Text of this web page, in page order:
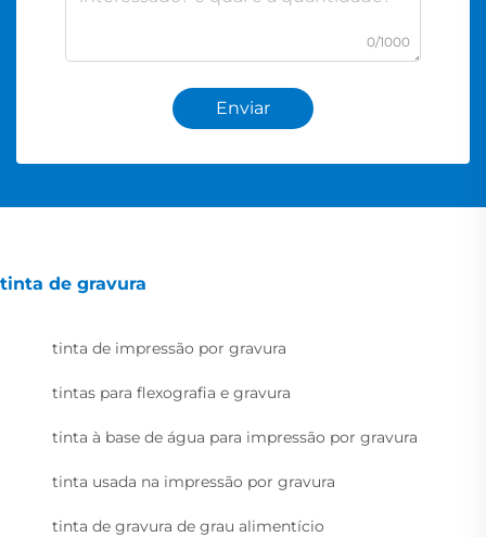
0/1000
Enviar
tinta de gravura
tinta de impressão por gravura
tintas para flexografia e gravura
tinta à base de água para impressão por gravura
tinta usada na impressão por gravura
tinta de gravura de grau alimentício